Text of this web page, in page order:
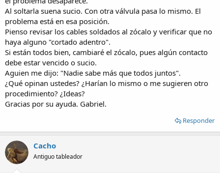
Al soltarla suena sucio. Con otra válvula pasa lo mismo. El
problema está en esa posición.
Pienso revisar los cables soldados al zócalo y verificar que no
haya alguno "cortado adentro".
Si están todos bien, cambiaré el zócalo, pues algún contacto
debe estar vencido o sucio.
Aguien me dijo: "Nadie sabe más que todos juntos".
¿Qué opinan ustedes? ¿Harían lo mismo o me sugieren otro
procedimiento? ¿Ideas?
Gracias por su ayuda. Gabriel.
Responder
Cacho
Antiguo tableador